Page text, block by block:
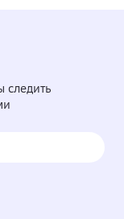
следить